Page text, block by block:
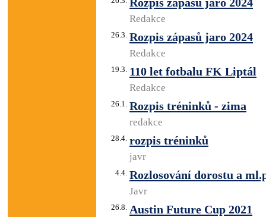
Redakce
26.3. Rozpis zápasů jaro 2024
Redakce
19.3. 110 let fotbalu FK Liptál
Redakce
26.1. Rozpis tréninků - zima
redakce
28.4. rozpis tréninků
javr
4.4. Rozlosování dorostu a
Javr
26.8. Austin Future Cup 2021